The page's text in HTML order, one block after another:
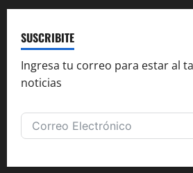
SUSCRIBITE
Ingresa tu correo para estar al
noticias